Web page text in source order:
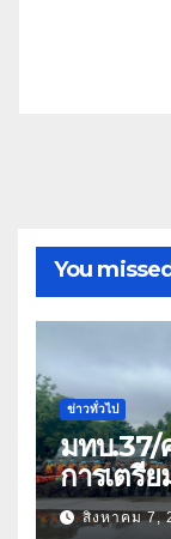
You missed
ข่าวทั่วไป
มทบ.37/
การเตรี
ด้านการ
สิงหาคม 7,